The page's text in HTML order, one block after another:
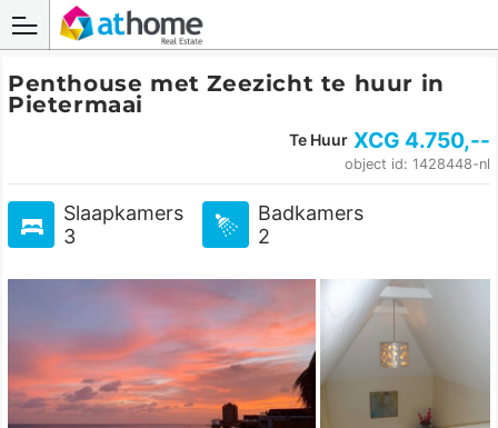
Penthouse met Zeezicht te huur in
Pietermaai
Te Huur XCG 4.750,--
object id: 1428448-nl
Slaapkamers
3
Badkamers
2